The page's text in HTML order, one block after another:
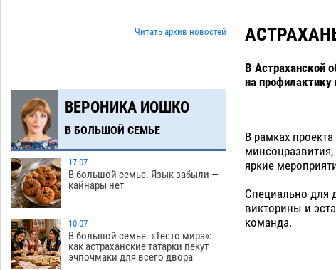
Астраханский аэропорт попробует
отбиться от ворон в апелляционном
древнюю помойку
11:58
В Астрахани подросток угнал
мотоцикл и похитил чужие мобильник
с банковскими картами
07.08 341
11:20
Астраханцев ждут на парковом газоне
с призами и эрмитажными котами
10:43
Астраханский суд встал на сторону
МЧС в споре за возврат униформы
07.08
Читать архив новостей
ВЕРОНИКА ИОШКО
В БОЛЬШОЙ СЕМЬЕ
17.07
В большой семье. Язык забыли —
кайнары нет
10.07
В большой семье. «Тесто мира»:
как астраханские татарки пекут
эчпочмаки для всего двора
В Астраханской
на
В рамках
яркие
Специально для
викторины и
команда.